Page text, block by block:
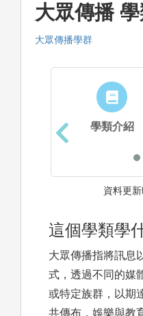
大眾傳播
大眾傳播學群
學類介紹
資料更
這個學類學
大眾傳播指將訊息
式，透過不同的媒
或特定族群，以期
共傳布，娛樂與教